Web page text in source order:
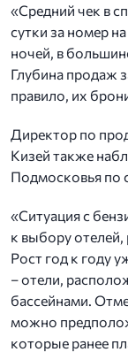
«Средний чек в
сутки за номер
ночей, в
Глубина продаж
правило, их
Директор по
Кизей также
Подмосковья по
«Ситуация с
к выбору
Рост год к году
– отели,
бассейнами.
можно
которые ранее